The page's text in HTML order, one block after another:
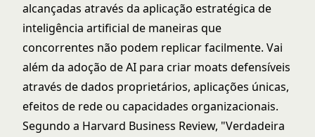
alcançadas através da aplicação estratégica de
inteligência artificial de maneiras que
concorrentes não podem replicar facilmente. Vai
além da adoção de AI para criar moats defensíveis
através de dados proprietários, aplicações únicas,
efeitos de rede ou capacidades organizacionais.
Segundo a Harvard Business Review, "Verdadeira